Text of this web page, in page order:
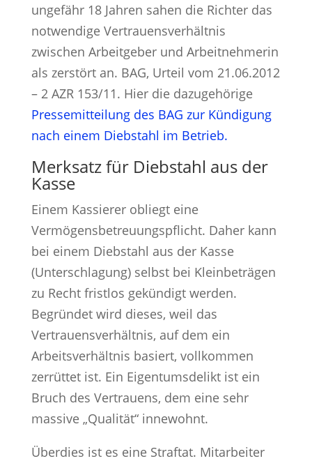
ungefähr 18 Jahren sahen die Richter das
notwendige Vertrauensverhältnis
zwischen Arbeitgeber und Arbeitnehmerin
als zerstört an. BAG, Urteil vom 21.06.2012
– 2 AZR 153/11. Hier die dazugehörige
Pressemitteilung des BAG zur Kündigung
nach einem Diebstahl im Betrieb.
Merksatz für Diebstahl aus der
Kasse
Einem Kassierer obliegt eine
Vermögensbetreuungspflicht. Daher kann
bei einem Diebstahl aus der Kasse
(Unterschlagung) selbst bei Kleinbeträgen
zu Recht fristlos gekündigt werden.
Begründet wird dieses, weil das
Vertrauensverhältnis, auf dem ein
Arbeitsverhältnis basiert, vollkommen
zerrüttet ist. Ein Eigentumsdelikt ist ein
Bruch des Vertrauens, dem eine sehr
massive „Qualität“ innewohnt.
Überdies ist es eine Straftat. Mitarbeiter